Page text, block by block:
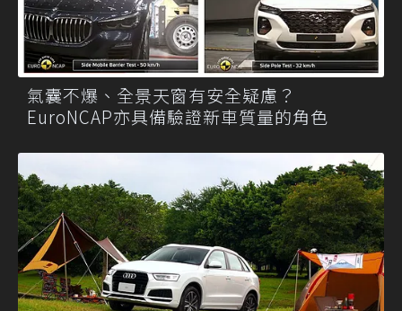
氣囊不爆、全景天窗有安全疑慮？
EuroNCAP亦具備驗證新車質量的角色